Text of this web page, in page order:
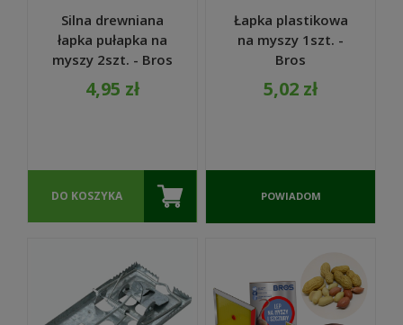
Silna drewniana
łapka pułapka na
myszy 2szt. - Bros
4,95 zł
DO KOSZYKA
Łapka plastikowa
na myszy 1szt. -
Bros
5,02 zł
POWIADOM
DOSTĘPNOŚCI